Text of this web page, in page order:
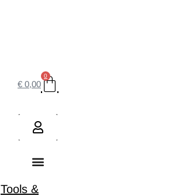
€ 0,00
0
Tools &